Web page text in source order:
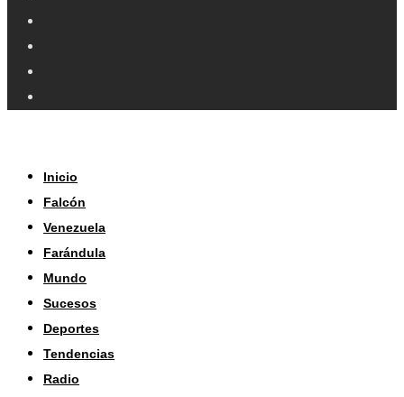
Inicio
Falcón
Venezuela
Farándula
Mundo
Sucesos
Deportes
Tendencias
Radio